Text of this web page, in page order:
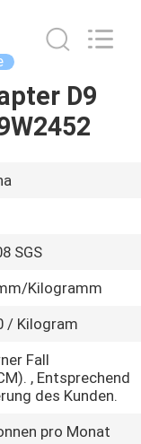
D9
SGS
Kilogramm
/ Kilogram
Fall
, Entsprechend
des Kunden.
pro Monat